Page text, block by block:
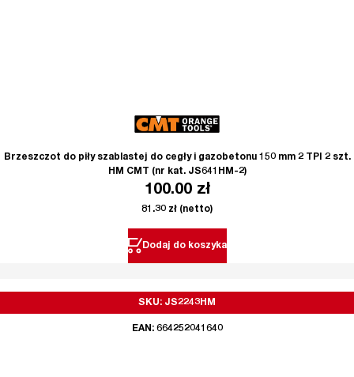
Brzeszczot do piły szablastej do cegły i gazobetonu 150 mm 2 TPI 2 szt.
HM CMT (nr kat. JS641HM-2)
100.00 zł
81.30 zł (netto)
Dodaj do koszyka
SKU: JS2243HM
EAN: 664252041640